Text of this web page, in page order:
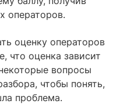
операторов.
оценку операторов
что оценка зависит
вопросы
чтобы понять,
проблема.